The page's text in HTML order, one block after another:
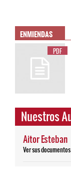
ENMIENDAS
PDF
Nuestros
Aitor Esteban
Ver sus documentos